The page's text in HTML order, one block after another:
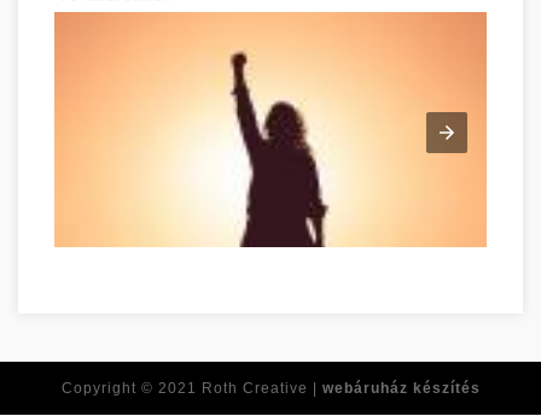
Copyright © 2021 Roth Creative | webáruház készítés